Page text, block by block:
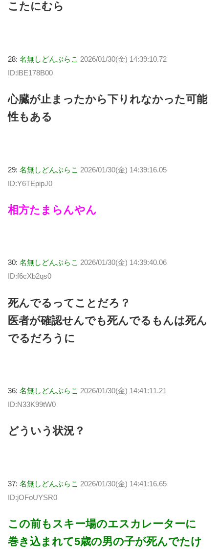
こたにむら
28: 名無しどんぶらこ 2026/01/30(金) 14:39:10.72
ID:lBE178B00
心臓が止まったから下りれなかった可能
性もある
29: 名無しどんぶらこ 2026/01/30(金) 14:39:16.05
ID:Y6TEpipJ0
相方たまらんやん
30: 名無しどんぶらこ 2026/01/30(金) 14:39:40.06
ID:f6cXb2qs0
死んでるってことだろ？
医者が確認せんでも死んでるもんは死ん
でるだろうに
36: 名無しどんぶらこ 2026/01/30(金) 14:41:11.21
ID:N33K99tW0
どういう状況？
37: 名無しどんぶらこ 2026/01/30(金) 14:41:16.65
ID:jOFoUYSR0
この前もスキー場のエスカレーターに
巻き込まれて5歳の男の子が死んでたけ